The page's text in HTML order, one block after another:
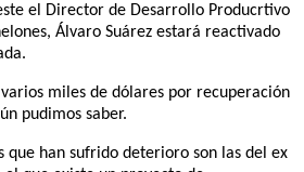
el Director de Desarrollo Producrtivo
Álvaro Suárez estará reactivado
miles de dólares por recuperación
pudimos saber.
que han sufrido deterioro son las del ex